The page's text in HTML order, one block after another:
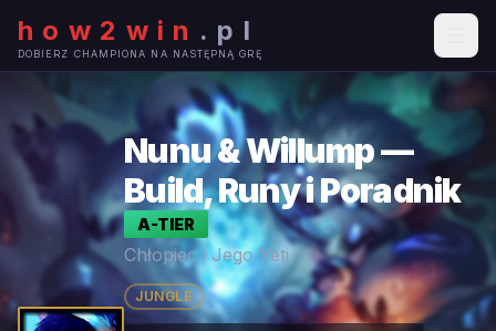
how2win . pl
DOBIERZ CHAMPIONA NA NASTĘPNĄ GRĘ
Nunu & Willump —
Build, Runy i Poradnik
A-TIER
Chłopiec i Jego Yeti
JUNGLE